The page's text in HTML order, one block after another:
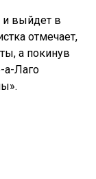
и выйдет в
отмечает,
а покинув
а-Лаго